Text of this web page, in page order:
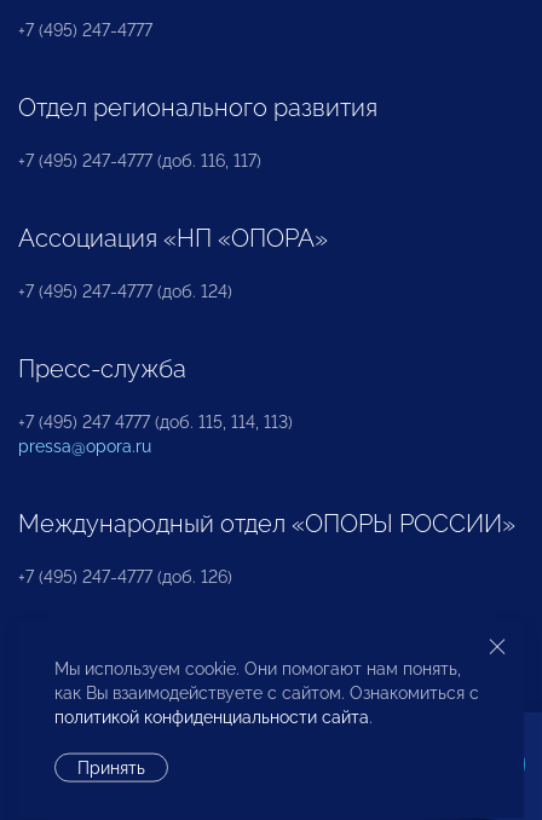
+7 (495) 247-4777
Отдел регионального развития
+7 (495) 247-4777 (доб. 116, 117)
Ассоциация «НП «ОПОРА»
+7 (495) 247-4777 (доб. 124)
Пресс-служба
+7 (495) 247 4777 (доб. 115, 114, 113)
pressa@opora.ru
Международный отдел «ОПОРЫ РОССИИ»
+7 (495) 247-4777 (доб. 126)
Бюро по защите прав предпринимателей и
инвесторов
Мы используем cookie. Они помогают нам понять,
как Вы взаимодействуете с сайтом. Ознакомиться с
политикой конфиденциальности сайта.
Принять